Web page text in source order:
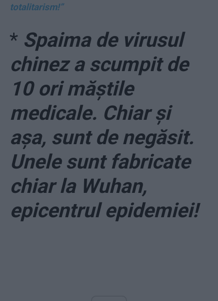
totalitarism!”
* Spaima de virusul
chinez a scumpit de
10 ori măștile
medicale. Chiar și
așa, sunt de negăsit.
Unele sunt fabricate
chiar la Wuhan,
epicentrul epidemiei!